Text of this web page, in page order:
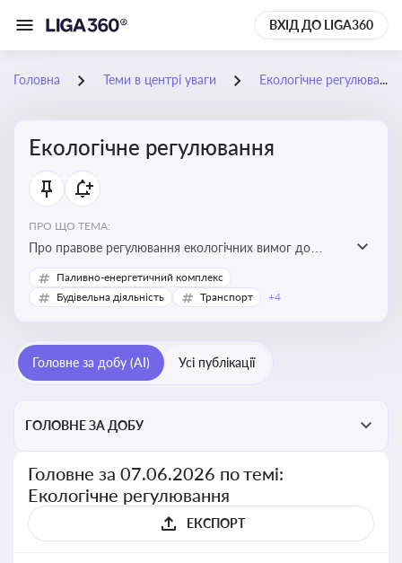
ВХІД ДО LIGA360
Головна Теми в центрі уваги Екологічне регулювання
Екологічне регулювання
ПРО ЩО ТЕМА:
Про правове регулювання екологічних вимог до
виробництв, включно з дозволами, перевірками,
стандартами викидів і гармонізацією з
Паливно-енергетичний комплекс
Будівельна діяльність
Транспорт +4
Головне за добу (AI) Усі публікації
ГОЛОВНЕ ЗА ДОБУ
Головне за 07.06.2026 по темі:
Екологічне регулювання
ЕКСПОРТ